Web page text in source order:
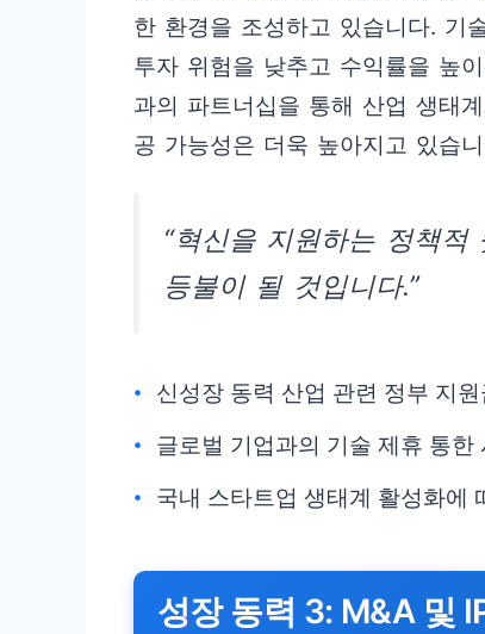
한 환경을 조성하고 있습니다. 기
투자 위험을 낮추고 수익률을 높
과의 파트너십을 통해 산업 생태
공 가능성은 더욱 높아지고 있습
“혁신을 지원하는 정책
등불이 될 것입니다.”
신성장 동력 산업 관련 정부 지
글로벌 기업과의 기술 제휴 통한
국내 스타트업 생태계 활성화에
성장 동력 3: M&A 및